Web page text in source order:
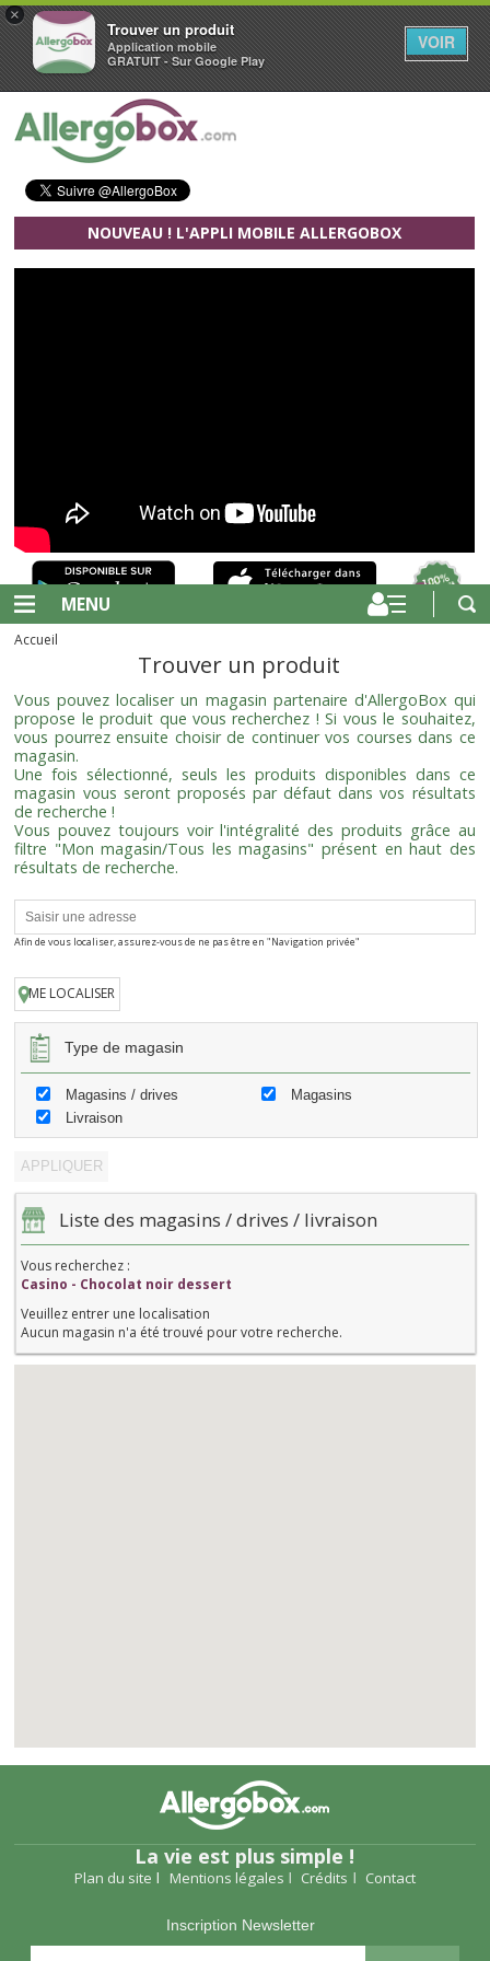
×
Trouver un produit
Application mobile
GRATUIT - Sur Google Play
VOIR
Aller au contenu principal
NOUVEAU ! L'APPLI MOBILE ALLERGOBOX
MENU
Accueil
Trouver un produit
Vous pouvez localiser un magasin partenaire d'AllergoBox qui
propose le produit que vous recherchez ! Si vous le souhaitez,
vous pourrez ensuite choisir de continuer vos courses dans ce
magasin.
Une fois sélectionné, seuls les produits disponibles dans ce
magasin vous seront proposés par défaut dans vos résultats
de recherche !
Vous pouvez toujours voir l'intégralité des produits grâce au
filtre "Mon magasin/Tous les magasins" présent en haut des
résultats de recherche.
Afin de vous localiser, assurez-vous de ne pas être en "Navigation privée"
ME LOCALISER
Type de magasin
Magasins / drives
Magasins
Livraison
Liste des magasins / drives / livraison
Vous recherchez :
Casino - Chocolat noir dessert
Veuillez entrer une localisation
Aucun magasin n'a été trouvé pour votre recherche.
La vie est plus simple !
Plan du site Mentions légales Crédits Contact
Inscription Newsletter